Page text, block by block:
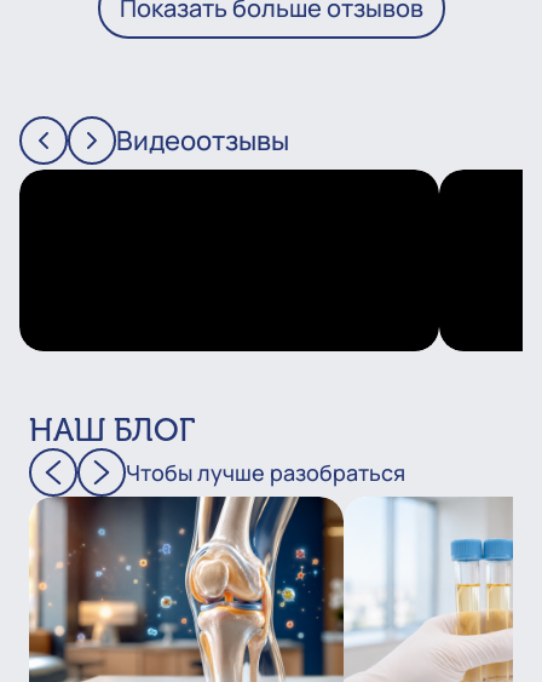
Показать больше отзывов
Видеоотзывы
НАШ БЛОГ
Чтобы лучше разобраться